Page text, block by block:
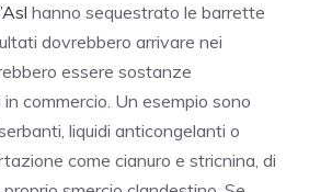
’Asl hanno sequestrato le barrette
dovrebbero arrivare nei
essere sostanze
commercio. Un esempio sono
liquidi anticongelanti o
come cianuro e stricnina, di